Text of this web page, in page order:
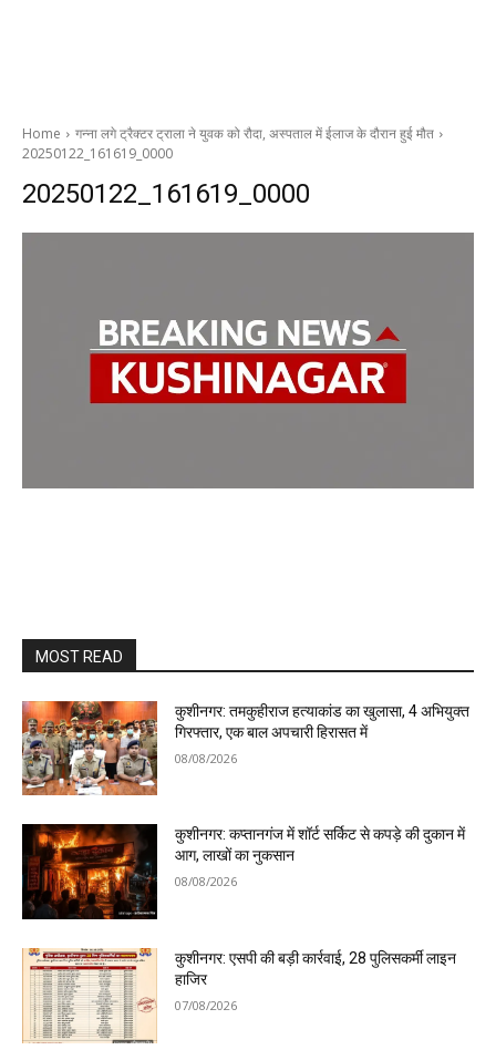
Home
गन्ना लगे ट्रैक्टर ट्राला ने युवक को रौदा, अस्पताल में ईलाज के दौरान हुई मौत
20250122_161619_0000
20250122_161619_0000
MOST READ
कुशीनगर: तमकुहीराज हत्याकांड का खुलासा, 4 अभियुक्त
गिरफ्तार, एक बाल अपचारी हिरासत में
08/08/2026
कुशीनगर: कप्तानगंज में शॉर्ट सर्किट से कपड़े की दुकान में
आग, लाखों का नुकसान
08/08/2026
कुशीनगर: एसपी की बड़ी कार्रवाई, 28 पुलिसकर्मी लाइन
हाजिर
07/08/2026